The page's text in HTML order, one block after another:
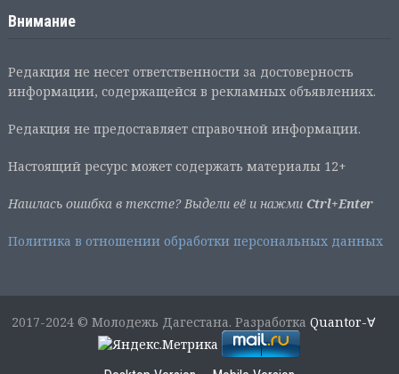
Внимание
Редакция не несет ответственности за достоверность
информации, содержащейся в рекламных объявлениях.
Редакция не предоставляет справочной информации.
Настоящий ресурс может содержать материалы 12+
Нашлась ошибка в тексте? Выдели её и нажми Ctrl+Enter
Политика в отношении обработки персональных данных
2017-2024 © Молодежь Дагестана. РазработкаQuantor-∀